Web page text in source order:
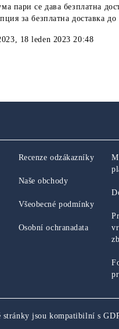
пари се дава безплатна
за безплатна доставка
, 18 leden 2023 20:48
Recenze odzákazníky
Naše obchody
Všeobecné podmínky
Osobní ochranadata
stránky jsou kompatibilní s